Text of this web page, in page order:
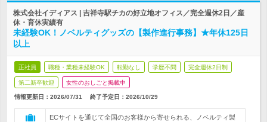
株式会社イディアス | 吉祥寺駅チカの好立地オフィス／完全週休2日／産
休・育休実績有
未経験OK！ノベルティグッズの【製作進行事務】★年休125日
以上
正社員 職種・業種未経験OK 転勤なし 学歴不問 完全週休2日制
第二新卒歓迎 女性のおしごと掲載中
情報更新日：2026/07/31 終了予定日： 2026/10/29
ECサイトを通じて全国のお客様から寄せられる、ノベルティ製